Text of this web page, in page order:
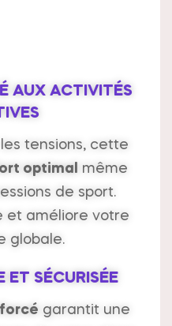
AUX ACTIVITÉS
tensions, cette
optimal même
de sport.
et améliore votre
globale.
ET SÉCURISÉE
garantit une